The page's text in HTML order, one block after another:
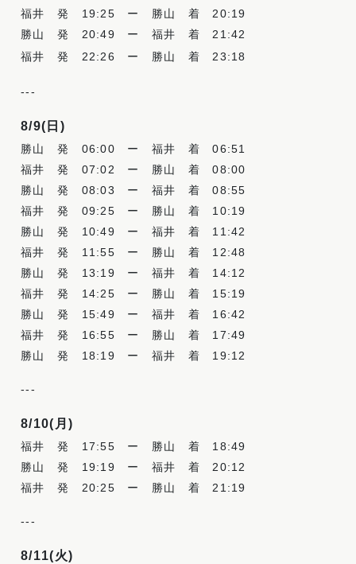
福井 発 19:25 ー 勝山 着 20:19
勝山 発 20:49 ー 福井 着 21:42
福井 発 22:26 ー 勝山 着 23:18
---
8/9(日 )
勝山 発 06:00 ー 福井 着06:51
福井 発 07:02 ー 勝山 着08:00
勝山 発 08:03 ー 福井 着08:55
福井 発 09:25 ー 勝山 着 10:19
勝山 発 10:49 ー 福井 着 11:42
福井 発 11:55 ー 勝山 着 12:48
勝山 発 13:19 ー 福井 着 14:12
福井 発 14:25 ー 勝山 着 15:19
勝山 発 15:49 ー 福井 着 16:42
福井 発 16:55 ー 勝山 着 17:49
勝山 発 18:19 ー 福井 着 19:12
---
8/10(月 )
福井 発 17:55 ー 勝山 着 18:49
勝山 発 19:19 ー 福井 着 20:12
福井 発 20:25 ー 勝山 着 21:19
---
8/11(火)